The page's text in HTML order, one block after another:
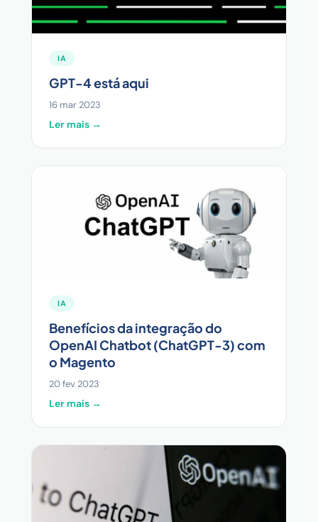
IA
GPT-4 está aqui
16 mar 2023
Ler mais →
IA
Benefícios da integração do
OpenAI Chatbot (ChatGPT-3) com
o Magento
20 fev 2023
Ler mais →